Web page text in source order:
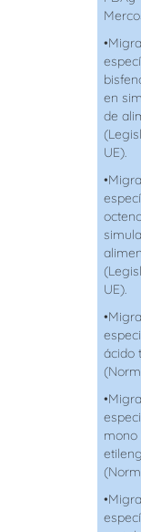
•
en
de
UE).
•
UE).
•
ácido
•
mono
•